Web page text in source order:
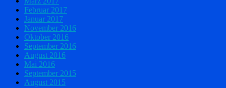
Februar 2017
Januar 2017
November 2016
Oktober 2016
September 2016
August 2016
Mai 2016
September 2015
August 2015